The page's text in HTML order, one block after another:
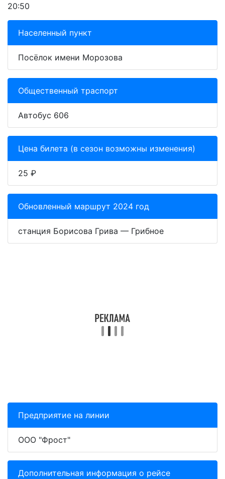
20:50
Населенный пункт
Посёлок имени Морозова
Общественный траспорт
Автобус 606
Цена билета (в сезон возможны изменения)
25 ₽
Обновленный маршрут 2024 год
станция Борисова Грива — Грибное
Предприятие на линии
ООО "Фрост"
Дополнительная информация о рейсе